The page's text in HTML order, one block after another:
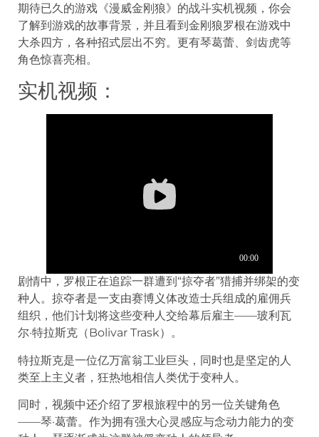
期待已久的游戏《漫威金刚狼》的战斗实机视频，你会
了解到游戏的故事背景，并且看到金刚狼罗根在游戏中
大杀四方，各种招式层出不穷。更有琴葛蕾、剑齿虎等
角色惊喜亮相。
实机视频：
剧情中，罗根正在追踪一群遭到“掠夺者”猎捕并绑架的变
种人。掠夺者是一支由赛博义体改造士兵组成的雇佣兵
组织，他们计划将这些变种人交给幕后雇主——玻利瓦
尔·特拉斯克（Bolivar Trask）。
特拉斯克是一位亿万富翁工业巨头，同时也是坚定的人
类至上主义者，狂热地相信人类优于变种人。
同时，视频中还介绍了罗根旅程中的另一位关键角色
——琴·葛蕾。作为拥有强大心灵感应与念动力能力的变